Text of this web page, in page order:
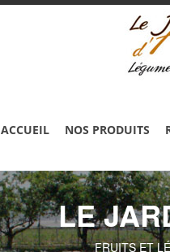
ACCUEIL NOS PRODUITS
LE
FRUITS ET